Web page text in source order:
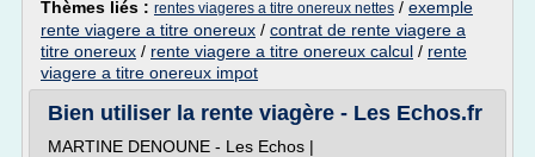
Thèmes liés : rentes viageres a titre onereux nettes / exemple
rente viagere a titre onereux / contrat de rente viagere a
titre onereux / rente viagere a titre onereux calcul / rente
viagere a titre onereux impot
Bien utiliser la rente viagère - Les Echos.fr
MARTINE DENOUNE - Les Echos |